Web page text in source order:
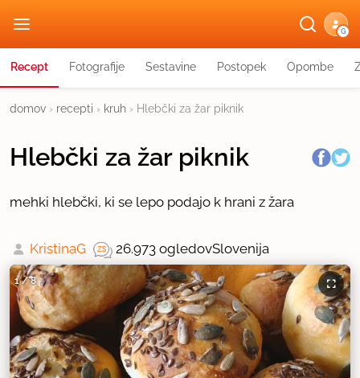
G
Recept Fotografije Sestavine Postopek Opombe
domov › recepti › kruh › Hlebčki za žar piknik
Hlebčki za žar piknik
mehki hlebčki, ki se lepo podajo k hrani z žara
KristinaG 26.973 ogledovSlovenija
1/8